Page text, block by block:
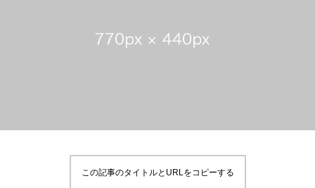
この記事のタイトルとURLをコピーする